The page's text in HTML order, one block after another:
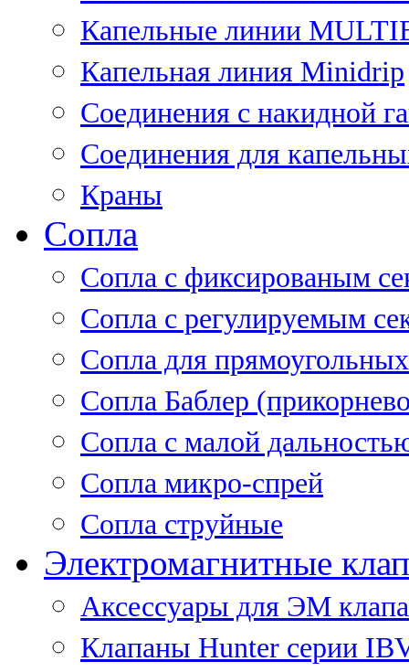
Капельные линии
Капельная линия Minidrip
Соединения с накидной
Соединения для
Краны
Сопла
Cопла с фиксированым
Сопла с регулируемым
Сопла для
Сопла Баблер
Сопла с малой
Сопла микро-спрей
Сопла струйные
Электромагнитные
Аксессуары для ЭМ
Клапаны Hunter серии